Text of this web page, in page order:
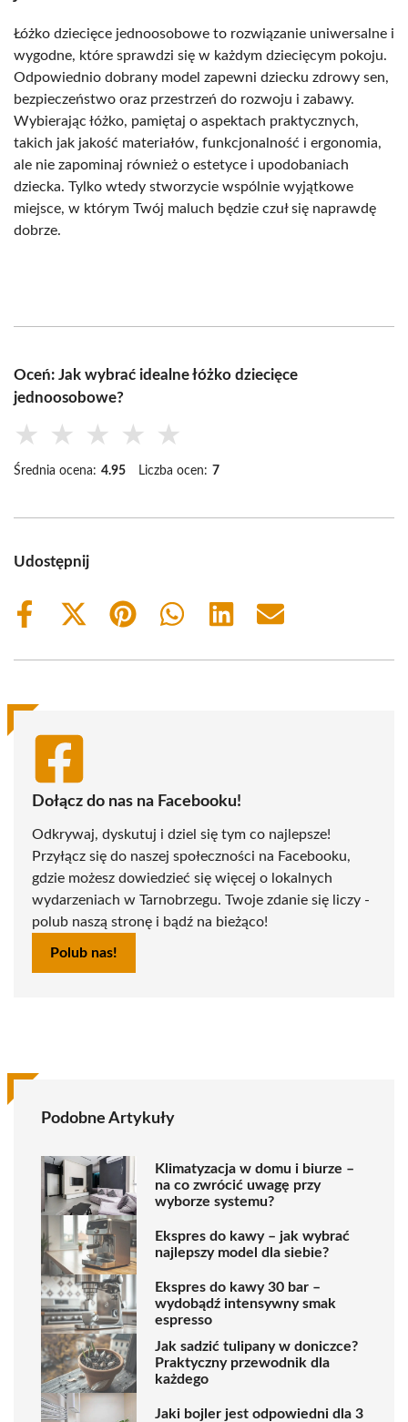
Łóżko dziecięce jednoosobowe to rozwiązanie uniwersalne i
wygodne, które sprawdzi się w każdym dziecięcym pokoju.
Odpowiednio dobrany model zapewni dziecku zdrowy sen,
bezpieczeństwo oraz przestrzeń do rozwoju i zabawy.
Wybierając łóżko, pamiętaj o aspektach praktycznych,
takich jak jakość materiałów, funkcjonalność i ergonomia,
ale nie zapominaj również o estetyce i upodobaniach
dziecka. Tylko wtedy stworzycie wspólnie wyjątkowe
miejsce, w którym Twój maluch będzie czuł się naprawdę
dobrze.
Oceń: Jak wybrać idealne łóżko dziecięce
jednoosobowe?
★ ★ ★ ★ ★
Średnia ocena: 4.95 Liczba ocen: 7
Udostępnij
Share
Share
(Twitter)
Share
Share
Share
Share
Dołącz do nas na Facebooku!
Odkrywaj, dyskutuj i dziel się tym co najlepsze!
Przyłącz się do naszej społeczności na Facebooku,
gdzie możesz dowiedzieć się więcej o lokalnych
wydarzeniach w Tarnobrzegu. Twoje zdanie się liczy -
polub naszą stronę i bądź na bieżąco!
Polub nas!
Podobne Artykuły
Klimatyzacja w domu i biurze –
na co zwrócić uwagę przy
wyborze systemu?
Ekspres do kawy – jak wybrać
najlepszy model dla siebie?
Ekspres do kawy 30 bar –
wydobądź intensywny smak
espresso
Jak sadzić tulipany w doniczce?
Praktyczny przewodnik dla
każdego
Jaki bojler jest odpowiedni dla 3